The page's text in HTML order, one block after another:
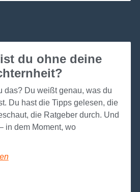
du ohne deine
das? Du weißt genau, was du
Du hast die Tipps gelesen, die
die Ratgeber durch. Und
in dem Moment, wo